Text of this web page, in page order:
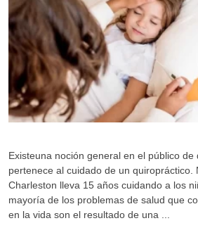
Existeuna noción general en el público de
pertenece al cuidado de un quiropráctico.
Charleston lleva 15 años cuidando a los
mayoría de los problemas de salud que
en la vida son el resultado de una ...